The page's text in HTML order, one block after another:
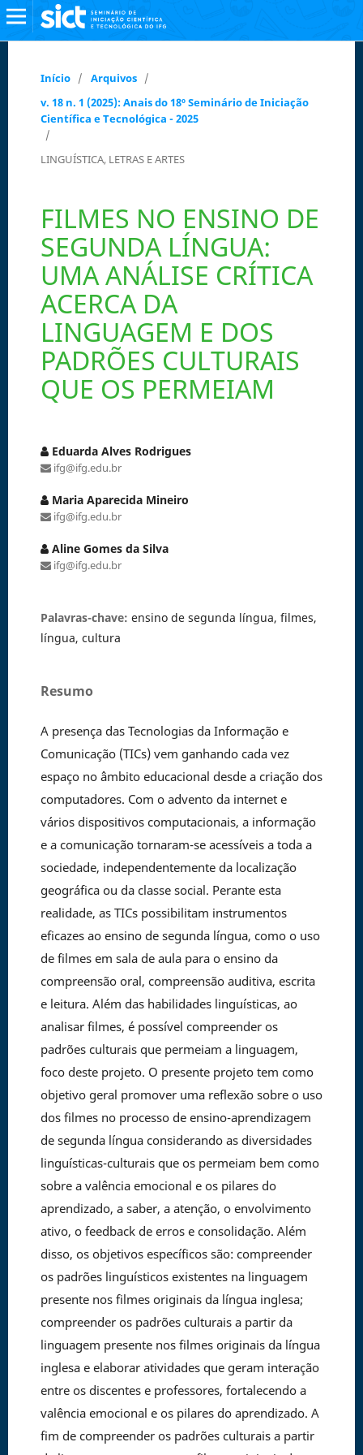
Início / Arquivos /
v. 18 n. 1 (2025): Anais do 18º Seminário de Iniciação
Científica e Tecnológica - 2025
/
LINGUÍSTICA, LETRAS E ARTES
FILMES NO ENSINO DE
SEGUNDA LÍNGUA:
UMA ANÁLISE CRÍTICA
ACERCA DA
LINGUAGEM E DOS
PADRÕES CULTURAIS
QUE OS PERMEIAM
Eduarda Alves Rodrigues
ifg@ifg.edu.br
Maria Aparecida Mineiro
ifg@ifg.edu.br
Aline Gomes da Silva
ifg@ifg.edu.br
Palavras-chave: ensino de segunda língua, filmes,
língua, cultura
Resumo
A presença das Tecnologias da Informação e
Comunicação (TICs) vem ganhando cada vez
espaço no âmbito educacional desde a criação dos
computadores. Com o advento da internet e
vários dispositivos computacionais, a informação
e a comunicação tornaram-se acessíveis a toda a
sociedade, independentemente da localização
geográfica ou da classe social. Perante esta
realidade, as TICs possibilitam instrumentos
eficazes ao ensino de segunda língua, como o uso
de filmes em sala de aula para o ensino da
compreensão oral, compreensão auditiva, escrita
e leitura. Além das habilidades linguísticas, ao
analisar filmes, é possível compreender os
padrões culturais que permeiam a linguagem,
foco deste projeto. O presente projeto tem como
objetivo geral promover uma reflexão sobre o uso
dos filmes no processo de ensino-aprendizagem
de segunda língua considerando as diversidades
linguísticas-culturais que os permeiam bem como
sobre a valência emocional e os pilares do
aprendizado, a saber, a atenção, o envolvimento
ativo, o feedback de erros e consolidação. Além
disso, os objetivos específicos são: compreender
os padrões linguísticos existentes na linguagem
presente nos filmes originais da língua inglesa;
compreender os padrões culturais a partir da
linguagem presente nos filmes originais da língua
inglesa e elaborar atividades que geram interação
entre os discentes e professores, fortalecendo a
valência emocional e os pilares do aprendizado. A
fim de compreender os padrões culturais a partir